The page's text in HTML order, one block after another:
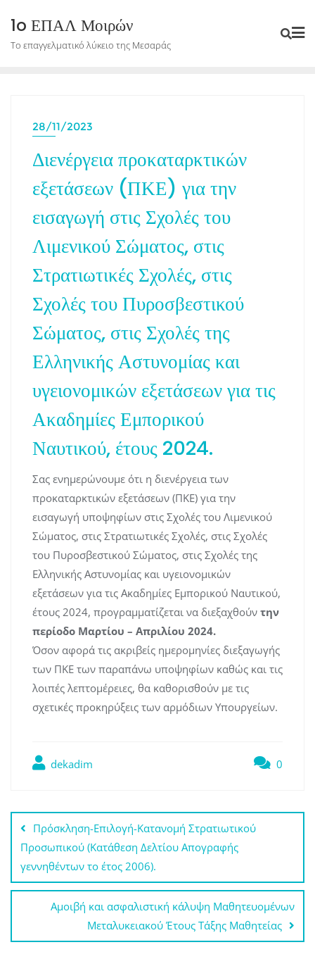
content
1o ΕΠΑΛ Μοιρών
Το επαγγελματικό λύκειο της Μεσαράς
28/11/2023
Διενέργεια προκαταρκτικών
εξετάσεων (ΠΚΕ) για την
εισαγωγή στις Σχολές του
Λιμενικού Σώματος, στις
Στρατιωτικές Σχολές, στις
Σχολές του Πυροσβεστικού
Σώματος, στις Σχολές της
Ελληνικής Αστυνομίας και
υγειονομικών εξετάσεων για τις
Ακαδημίες Εμπορικού
Ναυτικού, έτους 2024.
Σας ενημερώνουμε ότι η διενέργεια των
προκαταρκτικών εξετάσεων (ΠΚΕ) για την
εισαγωγή υποψηφίων στις Σχολές του Λιμενικού
Σώματος, στις Στρατιωτικές Σχολές, στις Σχολές
του Πυροσβεστικού Σώματος, στις Σχολές της
Ελληνικής Αστυνομίας και υγειονομικών
εξετάσεων για τις Ακαδημίες Εμπορικού Ναυτικού,
έτους 2024, προγραμματίζεται να διεξαχθούν την
περίοδο Μαρτίου – Απριλίου 2024.
Όσον αφορά τις ακριβείς ημερομηνίες διεξαγωγής
των ΠΚΕ των παραπάνω υποψηφίων καθώς και τις
λοιπές λεπτομέρειες, θα καθορισθούν με τις
σχετικές προκηρύξεις των αρμόδιων Υπουργείων.
dekadim 0
Πλοήγηση
άρθρων
Πρόσκληση-Επιλογή-Κατανομή Στρατιωτικού
Προσωπικού (Κατάθεση Δελτίου Απογραφής
γεννηθέντων το έτος 2006).
Αμοιβή και ασφαλιστική κάλυψη Μαθητευομένων
Μεταλυκειακού Έτους Τάξης Μαθητείας